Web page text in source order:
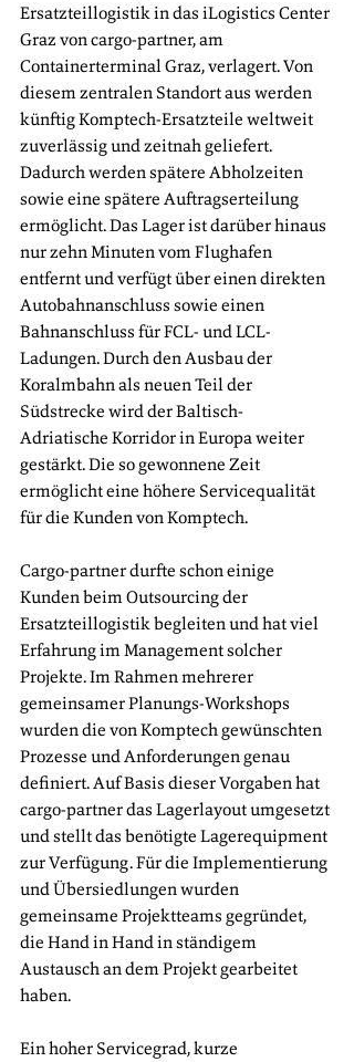
Ersatzteillogistik in das iLogistics Center
Graz von cargo-partner, am
Containerterminal Graz, verlagert. Von
diesem zentralen Standort aus werden
künftig Komptech-Ersatzteile weltweit
zuverlässig und zeitnah geliefert.
Dadurch werden spätere Abholzeiten
sowie eine spätere Auftragserteilung
ermöglicht. Das Lager ist darüber hinaus
nur zehn Minuten vom Flughafen
entfernt und verfügt über einen direkten
Autobahnanschluss sowie einen
Bahnanschluss für FCL- und LCL-
Ladungen. Durch den Ausbau der
Koralmbahn als neuen Teil der
Südstrecke wird der Baltisch-
Adriatische Korridor in Europa weiter
gestärkt. Die so gewonnene Zeit
ermöglicht eine höhere Servicequalität
für die Kunden von Komptech.
Cargo-partner durfte schon einige
Kunden beim Outsourcing der
Ersatzteillogistik begleiten und hat viel
Erfahrung im Management solcher
Projekte. Im Rahmen mehrerer
gemeinsamer Planungs-Workshops
wurden die von Komptech gewünschten
Prozesse und Anforderungen genau
definiert. Auf Basis dieser Vorgaben hat
cargo-partner das Lagerlayout umgesetzt
und stellt das benötigte Lagerequipment
zur Verfügung. Für die Implementierung
und Übersiedlungen wurden
gemeinsame Projektteams gegründet,
die Hand in Hand in ständigem
Austausch an dem Projekt gearbeitet
haben.
Ein hoher Servicegrad, kurze